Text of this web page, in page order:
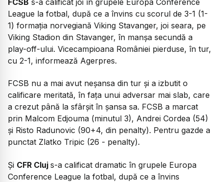
League la fotbal, după ce a învins cu scorul de 3-1 (1-
1) formaţia norvegiană Viking Stavanger, joi seara, pe
Viking Stadion din Stavanger, în manşa secundă a
play-off-ului. Vicecampioana României pierduse, în tur,
cu 2-1, informează Agerpres.
FCSB nu a mai avut neşansa din tur şi a izbutit o
calificare meritată, în faţa unui adversar mai slab, care
a crezut până la sfârşit în şansa sa. FCSB a marcat
prin Malcom Edjouma (minutul 3), Andrei Cordea (54)
şi Risto Radunovic (90+4, din penalty). Pentru gazde a
punctat Zlatko Tripic (26 - penalty).
Și CFR Cluj s-a calificat dramatic în grupele Europa
Conference League la fotbal, după ce a învins